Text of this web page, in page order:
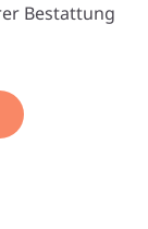
Bestattung